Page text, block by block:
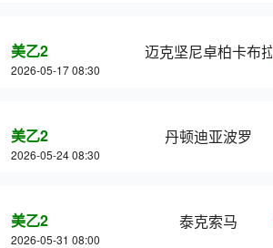
美乙2
2026-05-17 08:30
迈克坚尼卓柏卡布拉
美乙2
2026-05-24 08:30
丹顿迪亚波罗
美乙2
2026-05-31 08:00
泰克索马